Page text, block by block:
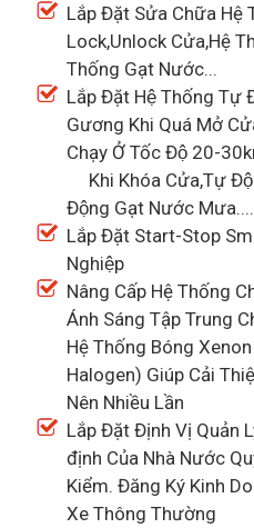
Lắp Đặt Sửa Chữa Hệ
Lock,Unlock Cửa,Hệ
Thống Gạt Nước...
Lắp Đặt Hệ Thống Tự
Gương Khi Quá Mở
Chạy Ở Tốc Độ 20-
Khi Khóa Cửa,Tự
Động Gạt Nước Mưa....
Lắp Đặt Start-Stop
Nghiệp
Nâng Cấp Hệ Thống
Ánh Sáng Tập Trung
Hệ Thống Bóng
Halogen) Giúp Cải
Nên Nhiều Lần
Lắp Đặt Định Vị Quản
định Của Nhà Nước
Kiểm. Đăng Ký Kinh
Xe Thông Thường